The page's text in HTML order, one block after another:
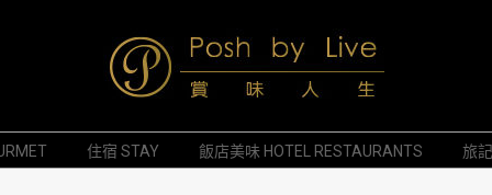
Posh
住宿 STAY 飯店美味 HOTEL RESTAURANTS 旅記